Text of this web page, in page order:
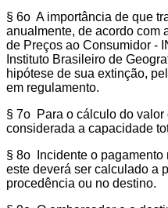
§ 6o A importância de que
anualmente, de acordo com
de Preços ao Consumidor -
Instituto Brasileiro de
hipótese de sua extinção,
em regulamento.
§ 7o Para o cálculo do valor
considerada a capacidade
§ 8o Incidente o pagamento
este deverá ser calculado a
procedência ou no destino.